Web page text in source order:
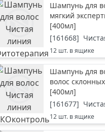
Шампунь для
мягкий
[400мл]
[161668]
12 шт. в ящике
Шампунь для
волос
[400мл]
[161677]
12 шт. в ящике